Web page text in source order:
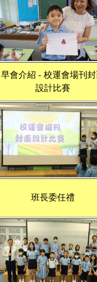
早會介紹 - 校運會場刊
設計比賽
班長委任禮